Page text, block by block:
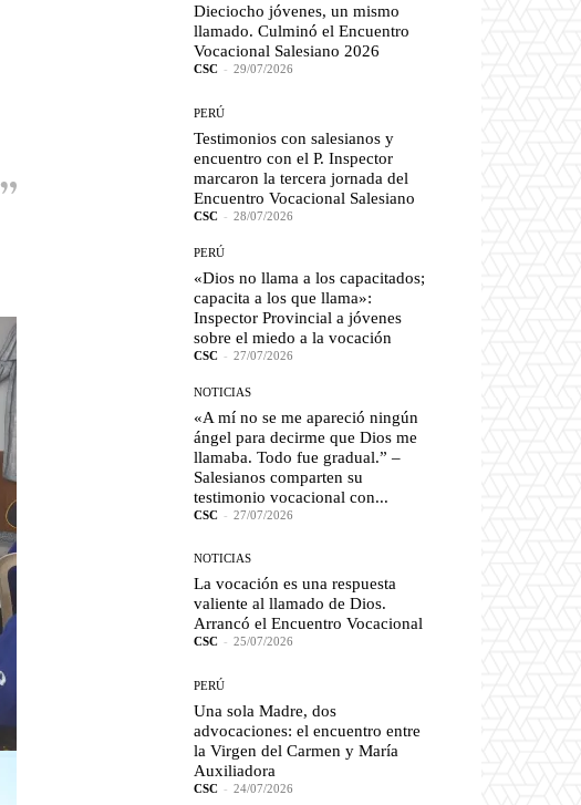
Dieciocho jóvenes, un mismo
llamado. Culminó el Encuentro
Vocacional Salesiano 2026
CSC - 29/07/2026
PERÚ
Testimonios con salesianos y
encuentro con el P. Inspector
marcaron la tercera jornada del
Encuentro Vocacional Salesiano
CSC - 28/07/2026
PERÚ
«Dios no llama a los capacitados;
capacita a los que llama»:
Inspector Provincial a jóvenes
sobre el miedo a la vocación
CSC - 27/07/2026
NOTICIAS
«A mí no se me apareció ningún
ángel para decirme que Dios me
llamaba. Todo fue gradual.” –
Salesianos comparten su
testimonio vocacional con...
CSC - 27/07/2026
NOTICIAS
La vocación es una respuesta
valiente al llamado de Dios.
Arrancó el Encuentro Vocacional
CSC - 25/07/2026
PERÚ
Una sola Madre, dos
advocaciones: el encuentro entre
la Virgen del Carmen y María
Auxiliadora
CSC - 24/07/2026